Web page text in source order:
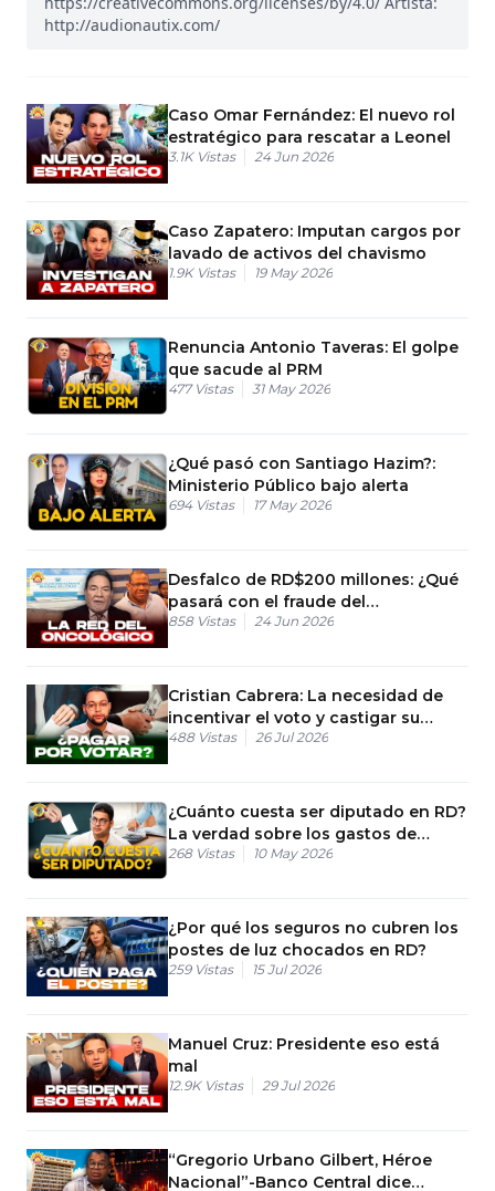
http://audionautix.com/
Caso Omar Fernández: El nuevo rol
estratégico para rescatar a Leonel
3.1K Vistas 24 Jun 2026
Caso Zapatero: Imputan cargos por
lavado de activos del chavismo
1.9K Vistas 19 May 2026
Renuncia Antonio Taveras: El golpe
que sacude al PRM
477 Vistas 31 May 2026
¿Qué pasó con Santiago Hazim?:
Ministerio Público bajo alerta
694 Vistas 17 May 2026
Desfalco de RD$200 millones: ¿Qué
pasará con el fraude del
Oncológico?
858 Vistas 24 Jun 2026
Cristian Cabrera: La necesidad de
incentivar el voto y castigar su
abstención
488 Vistas 26 Jul 2026
¿Cuánto cuesta ser diputado en RD?
La verdad sobre los gastos de
campaña
268 Vistas 10 May 2026
¿Por qué los seguros no cubren los
postes de luz chocados en RD?
259 Vistas 15 Jul 2026
Manuel Cruz: Presidente eso está
mal
12.9K Vistas 29 Jul 2026
“Gregorio Urbano Gilbert, Héroe
Nacional”-Banco Central dice